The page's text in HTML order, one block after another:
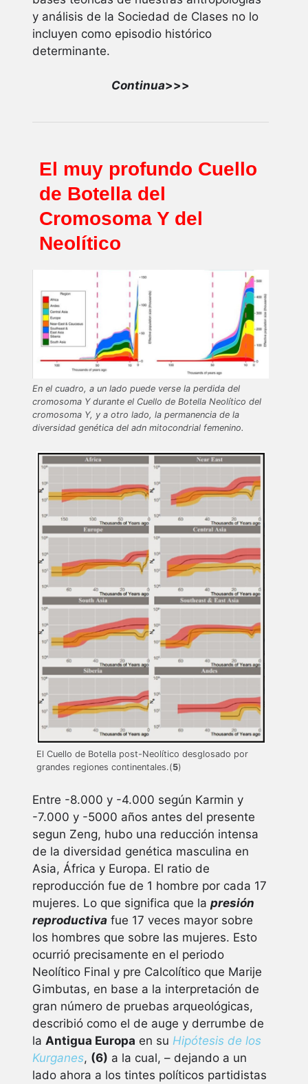
y análisis de la Sociedad de Clases no lo
incluyen como episodio histórico
determinante.
Continua>>>
El muy profundo Cuello
de Botella del
Cromosoma Y del
Neolítico
En el cuadro, a un lado puede verse la perdida del
cromosoma Y durante el Cuello de Botella Neolítico del
cromosoma Y, y a otro lado, la permanencia de la
diversidad genética del adn mitocondrial femenino.
El Cuello de Botella post-Neolítico desglosado por
grandes regiones continentales.(5)
Entre -8.000 y -4.000 según Karmin y
-7.000 y -5000 años antes del presente
segun Zeng, hubo una reducción intensa
de la diversidad genética masculina en
Asia, África y Europa. El ratio de
reproducción fue de 1 hombre por cada 17
mujeres. Lo que significa que la presión
reproductiva fue 17 veces mayor sobre
los hombres que sobre las mujeres. Esto
ocurrió precisamente en el periodo
Neolítico Final y pre Calcolítico que Marije
Gimbutas, en base a la interpretación de
gran número de pruebas arqueológicas,
describió como el de auge y derrumbe de
la Antigua Europa en su Hipótesis de los
Kurganes, (6) a la cual, – dejando a un
lado ahora a los tintes políticos partidistas